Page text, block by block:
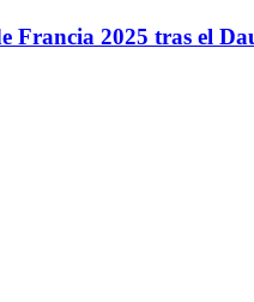
Francia 2025 tras el